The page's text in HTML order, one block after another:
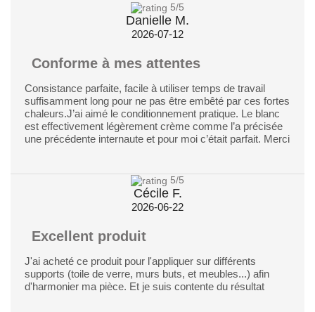
5/5
Danielle M.
2026-07-12
Conforme à mes attentes
Consistance parfaite, facile à utiliser temps de travail
suffisamment long pour ne pas être embêté par ces fortes
chaleurs.J’ai aimé le conditionnement pratique. Le blanc
est effectivement légèrement crème comme l’a précisée
une précédente internaute et pour moi c’était parfait. Merci
5/5
Cécile F.
2026-06-22
Excellent produit
J'ai acheté ce produit pour l'appliquer sur différents
supports (toile de verre, murs buts, et meubles...) afin
d'harmonier ma pièce. Et je suis contente du résultat